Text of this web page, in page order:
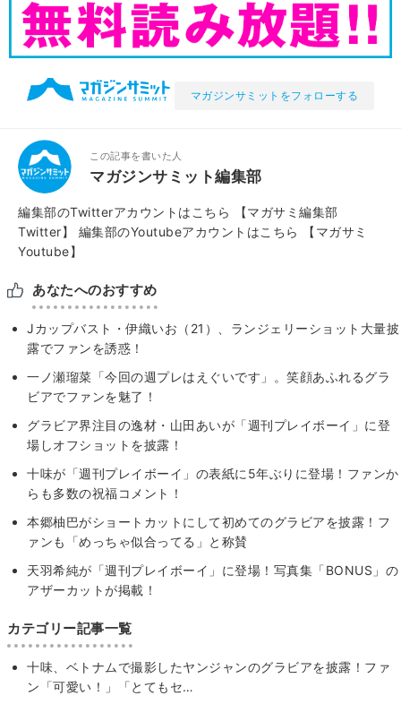
マガジンサミットをフォローする
この記事を書いた人
マガジンサミット編集部
編集部のTwitterアカウントはこちら
【マガサミ編集部
Twitter】
編集部のYoutubeアカウントはこちら
【マガサミ
Youtube】
あなたへのおすすめ
Jカップバスト・伊織いお（21）、ランジェリーショット大量披
露でファンを誘惑！
一ノ瀬瑠菜「今回の週プレはえぐいです」。笑顔あふれるグラ
ビアでファンを魅了！
グラビア界注目の逸材・山田あいが「週刊プレイボーイ」に登
場しオフショットを披露！
十味が「週刊プレイボーイ」の表紙に5年ぶりに登場！ファンか
らも多数の祝福コメント！
本郷柚巴がショートカットにして初めてのグラビアを披露！フ
ァンも「めっちゃ似合ってる」と称賛
天羽希純が「週刊プレイボーイ」に登場！写真集「BONUS」の
アザーカットが掲載！
カテゴリー記事一覧
十味、ベトナムで撮影したヤンジャンのグラビアを披露！ファ
ン「可愛い！」「とてもセ…